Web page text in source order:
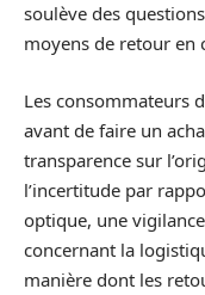
soulève des
moyens de retour en
Les consommateurs
avant de faire un
transparence sur
l’incertitude par
optique, une
concernant la
manière dont les